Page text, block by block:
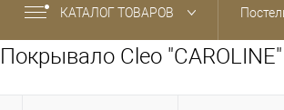
КАТАЛОГ ТОВАРОВ
Покрывало Cleo